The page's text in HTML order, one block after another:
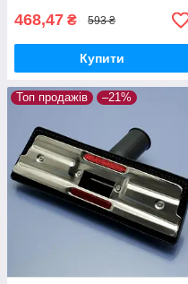
двохрежимна
468,47 ₴ 593 ₴
Купити
Топ продажів –21%